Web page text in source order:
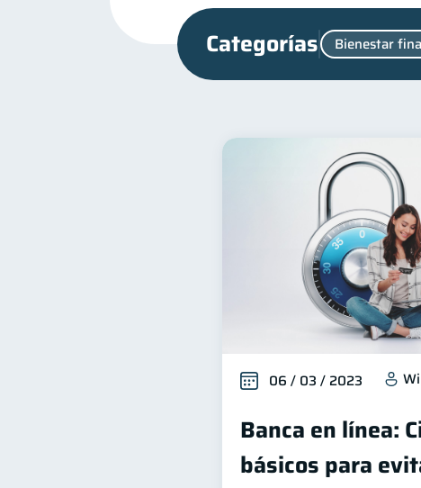
Categorías Bienestar
Productos financieros 11
Tarjeta de
Derechos & Deberes 4
Finanzas
Información financiera 1
información financiera 1
06 / 03 / 2023
Banca en línea:
básicos para